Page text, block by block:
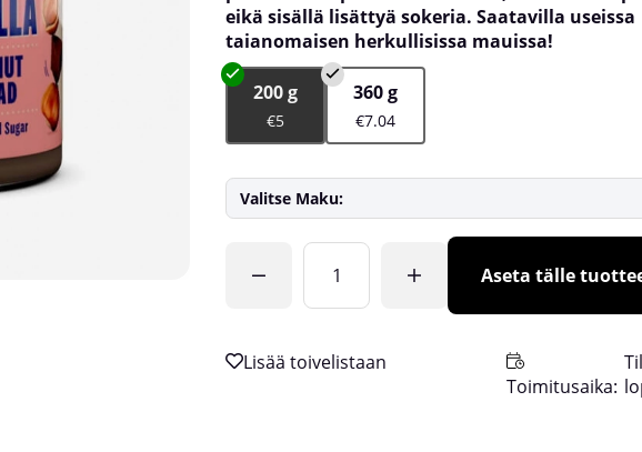
eikä sisällä lisättyä sokeria. Saatavilla useissa
taianomaisen herkullisissa mauissa!
200 g
€5
360 g
€7.04
Valitse Maku:
Aseta tälle
Toimitusaika: